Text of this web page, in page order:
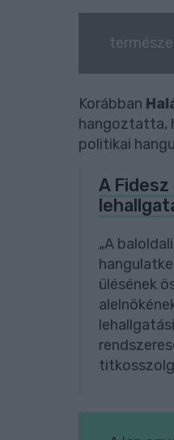
Korábban
hangoztatta,
politikai
A
„A
ülésének